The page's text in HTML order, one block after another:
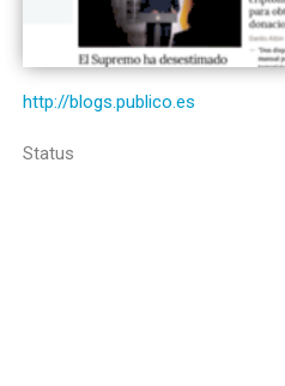
http://blogs.publico.es
Status